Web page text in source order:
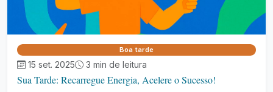
Boa tarde
15 set. 2025 3 min de leitura
Sua Tarde: Recarregue Energia, Acelere o Sucesso!